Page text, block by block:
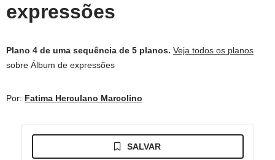
expressões
Plano 4 de uma sequência de 5 planos. Veja todos os planos
sobre Álbum de expressões
Por: Fatima Herculano Marcolino
SALVAR